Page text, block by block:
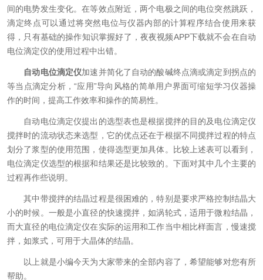
间的电势发生变化。在等效点附近，两个电极之间的电位突然跳跃，
滴定终点可以通过将突然电位与仪器内部的计算程序结合使用来获
得，只有基础的操作知识掌握好了，夜夜视频APP下载就不会在自动
电位滴定仪的使用过程中出错。
自动电位滴定仪加速并简化了自动的酸碱终点滴或滴定到拐点的
等当点滴定分析，“应用”导向风格的简单用户界面可缩短学习仪器操
作的时间，提高工作效率和操作的简易性。
自动电位滴定仪提出的选型表也是根据搅拌的目的及电位滴定仪
搅拌时的流动状态来选型，它的优点还在于根据不同搅拌过程的特点
划分了浆型的使用范围，使得选型更加具体。比较上述表可以看到，
电位滴定仪选型的根据和结果还是比较致的。下面对其中几个主要的
过程再作些说明。
其中带搅拌的结晶过程是很困难的，特别是要求严格控制结晶大
小的时候。一般是小直径的快速搅拌，如涡轮式，适用于微粒结晶，
而大直径的电位滴定仪在实际的运用和工作当中相比样面言，慢速搅
拌，如浆式，可用于大晶体的结晶。
以上就是小编今天为大家带来的全部内容了，希望能够对您有所
帮助。